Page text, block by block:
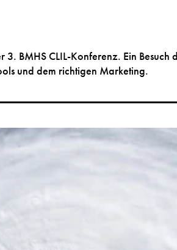
3. BMHS CLIL-Konferenz. Ein
und dem richtigen Marketing.